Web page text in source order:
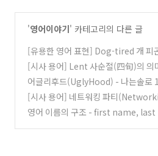
'영어이야기' 카테고리의 다른 글
[유용한 영어 표현] Dog-tired 개 피
[시사 용어] Lent 사순절(四旬)의 의
6)
어글리후드(UglyHood) - 나는솔로
00억대(?) 웹툰 유명 작가
(2)
[시사 용어] 네트워킹 파티
란 무엇인가? (1)
영어 이름의 구조 - first name,